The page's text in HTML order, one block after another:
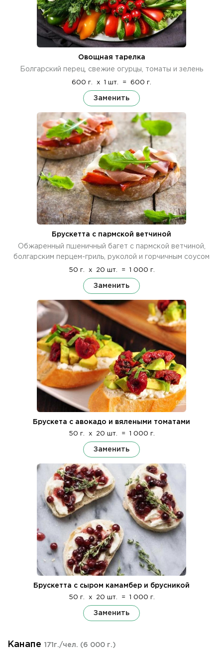
Овощная тарелка
Болгарский перец, свежие огурцы, томаты и зелень
600 г. x 1 шт. = 600 г.
Заменить
Брускетта с пармской ветчиной
Обжаренный пшеничный багет с пармской ветчиной,
болгарским перцем-гриль, руколой и горчичным соусом
50 г. x 20 шт. = 1 000 г.
Заменить
Брускета с авокадо и вялеными томатами
50 г. x 20 шт. = 1 000 г.
Заменить
Брускетта с сыром камамбер и брусникой
50 г. x 20 шт. = 1 000 г.
Заменить
Канапе 171г./чел. (6 000 г.)